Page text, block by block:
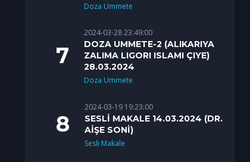
Doza Ummete
2024-03-28 23:49:00
DOZA UMMETE-2 (ALIKARIYA
ZALIMA LIGORI ISLAMI ÇIYE)
28.03.2024
Doza Ummete
2024-03-19 19:23:00
SESLİ MAKALE 14.03.2024 (DR.
AİŞE SONİ)
Sesli Makale